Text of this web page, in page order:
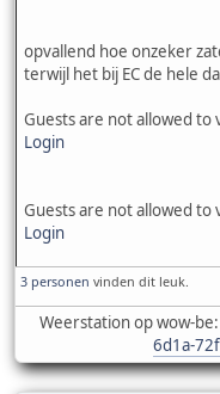
opvallend hoe onzeker
terwijl het bij EC de hele
Guests are not allowed to
Login
Guests are not allowed to
Login
3 personen vinden dit leuk.
Weerstation op wow-be:
6d1a-